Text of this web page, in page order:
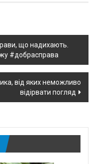
що надихають.
#добрасправа
від яких неможливо
відірвати погляд